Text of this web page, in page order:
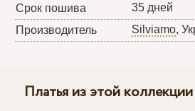
Срок пошива
35 дней
Производитель
Silviamo,
Платья из этой коллекции